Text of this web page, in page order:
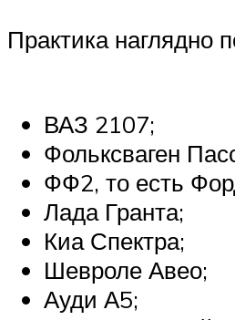
Практика наглядно
ВАЗ 2107;
Фольксваген
ФФ2, то есть
Лада Гранта;
Киа Спектра;
Шевроле Авео;
Ауди А5;